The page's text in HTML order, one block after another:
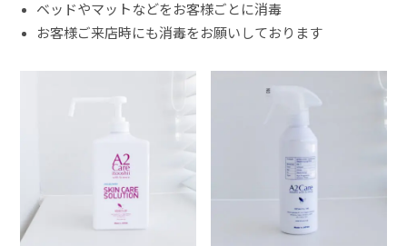
ベッドやマットなどをお客様ごとに消毒
お客様ご来店時にも消毒をお願いしております